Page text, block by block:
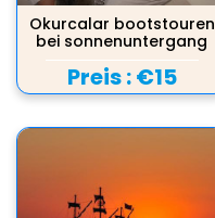
Okurcalar bootstouren
bei sonnenuntergang
Preis :€15